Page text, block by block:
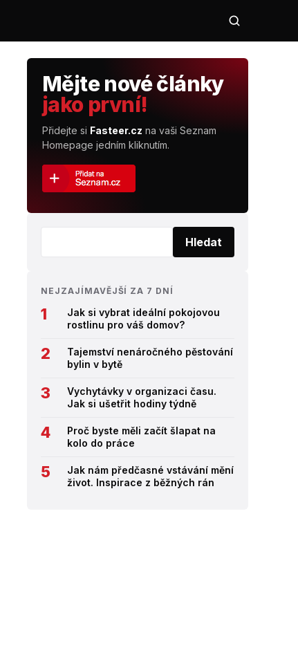
Mějte nové články
jako první!
Přidejte si Fasteer.cz na vaši Seznam
Homepage jedním kliknutím.
Hledat
NEJZAJÍMAVĚJŠÍ ZA 7 DNÍ
Jak si vybrat ideální pokojovou
rostlinu pro váš domov?
Tajemství nenáročného pěstování
bylin v bytě
Vychytávky v organizaci času.
Jak si ušetřit hodiny týdně
Proč byste měli začít šlapat na
kolo do práce
Jak nám předčasné vstávání mění
život. Inspirace z běžných rán